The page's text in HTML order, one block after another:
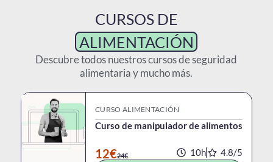
CURSOS DE
ALIMENTACIÓN
Descubre todos nuestros cursos de seguridad
alimentaria y mucho más.
CURSO ALIMENTACIÓN
Curso de manipulador de alimentos
12€24€ 10h 4.8/5